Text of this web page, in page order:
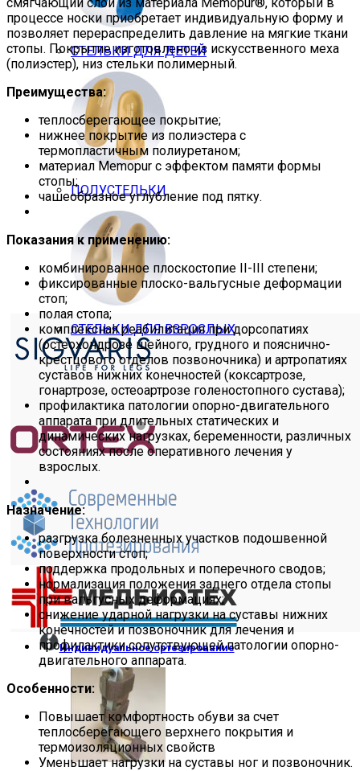
СТЕЛЬКИ ДЛЯ ДЕТЕЙ
ПОЛУСТЕЛЬКИ
СТЕЛЬКИ ДЛЯ ВЗРОСЛЫХ
Индивидуальное ортезирование
процессе носки приобретает индивидуальную форму и
позволяет перераспределить давление на мягкие ткани
стопы. Покрытие изготовлено из искусственного меха
(полиэстер), низ стельки полимерный.
Преимущества:
теплосберегающее покрытие;
нижнее покрытие из полиэстера с
термопластичным полиуретаном;
материал Memopur с эффектом памяти формы
стопы;
чашеобразное углубление под пятку.
Показания к применению:
комбинированное плоскостопие II-III степени;
фиксированные плоско-вальгусные деформации
стоп;
полая стопа;
комплексная реабилитация при дорсопатиях
(остеохондрозе шейного, грудного и пояснично-
крестцового отделов позвоночника) и артропатиях
суставов нижних конечностей (коксартрозе,
гонартрозе, остеоартрозе голеностопного сустава);
профилактика патологии опорно-двигательного
аппарата при длительных статических и
динамических нагрузках, беременности, различных
состояниях после оперативного лечения у
взрослых.
Назначение:
разгрузка болезненных участков подошвенной
поверхности стоп;
поддержка продольных и поперечного сводов;
нормализация положения заднего отдела стопы
при вальгусных деформациях;
снижение ударной нагрузки на суставы нижних
конечностей и позвоночник для лечения и
профилактики сопутствующей патологии опорно-
двигательного аппарата.
Особенности:
Повышает комфортность обуви за счет
теплосберегающего верхнего покрытия и
термоизоляционных свойств
Уменьшает нагрузки на суставы ног и позвоночник.